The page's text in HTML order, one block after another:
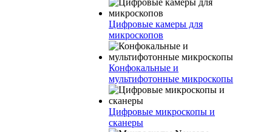
Цифровые камеры для
микроскопов
Конфокальные и
мультифотонные микроскопы
Цифровые микроскопы и
сканеры